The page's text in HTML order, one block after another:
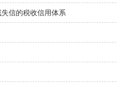
信的税收信用体系